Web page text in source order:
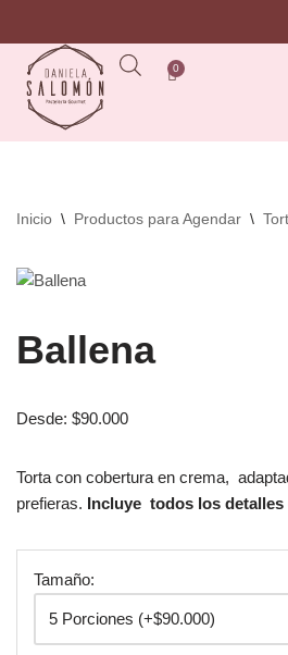
Saltar
al
contenido
Inicio \ Productos para Agendar \
Ballena
Desde: $90.000
Torta con cobertura en crema,
prefieras. Incluye todos los detalles
Tamaño: